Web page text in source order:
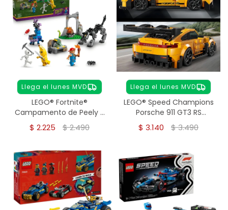
Llega el lunes MVD
LEGO® Fortnite®
Campamento de Peely y
Sparkplug (77075)
$ 2.225 $2.490
Llega el lunes MVD
LEGO® Speed Champions
Porsche 911 GT3 RS
(77239)
$ 3.140 $3.490